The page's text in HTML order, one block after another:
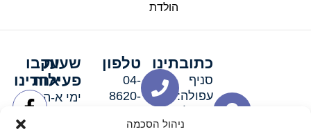
ניהול הסכמה
הולדת
כתובתינו
סניף
עפולה:
סניף מגדל
טלפון
04-
8620-
שעות
פעילות
ימי א-ה:
עקבו
אחרינו